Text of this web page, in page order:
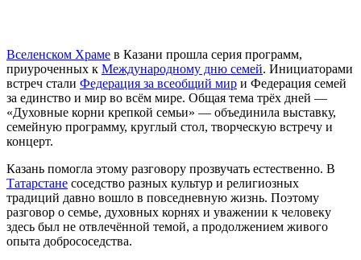
Вселенском Храме в Казани прошла серия программ,
приуроченных к Международному дню семей. Инициаторами
встреч стали Федерация за всеобщий мир и Федерация семей
за единство и мир во всём мире. Общая тема трёх дней —
«Духовные корни крепкой семьи» — объединила выставку,
семейную программу, круглый стол, творческую встречу и
концерт.
Казань помогла этому разговору прозвучать естественно. В
Татарстане соседство разных культур и религиозных
традиций давно вошло в повседневную жизнь. Поэтому
разговор о семье, духовных корнях и уважении к человеку
здесь был не отвлечённой темой, а продолжением живого
опыта добрососедства.